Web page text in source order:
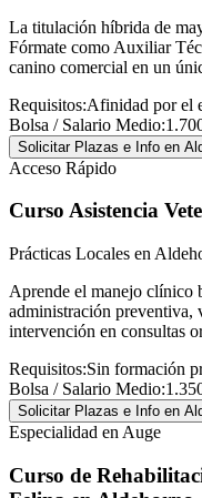
La titulación híbrida de
Fórmate como Auxiliar
canino comercial en un
Requisitos:Afinidad por el
Bolsa / Salario Medio:
Solicitar Plazas e Info en
Acceso Rápido
Curso Asistencia
Prácticas Locales en
Aprende el manejo clínico
administración preventiva,
intervención en consultas
Requisitos:Sin formación
Bolsa / Salario Medio:
Solicitar Plazas e Info en
Especialidad en Auge
Curso de